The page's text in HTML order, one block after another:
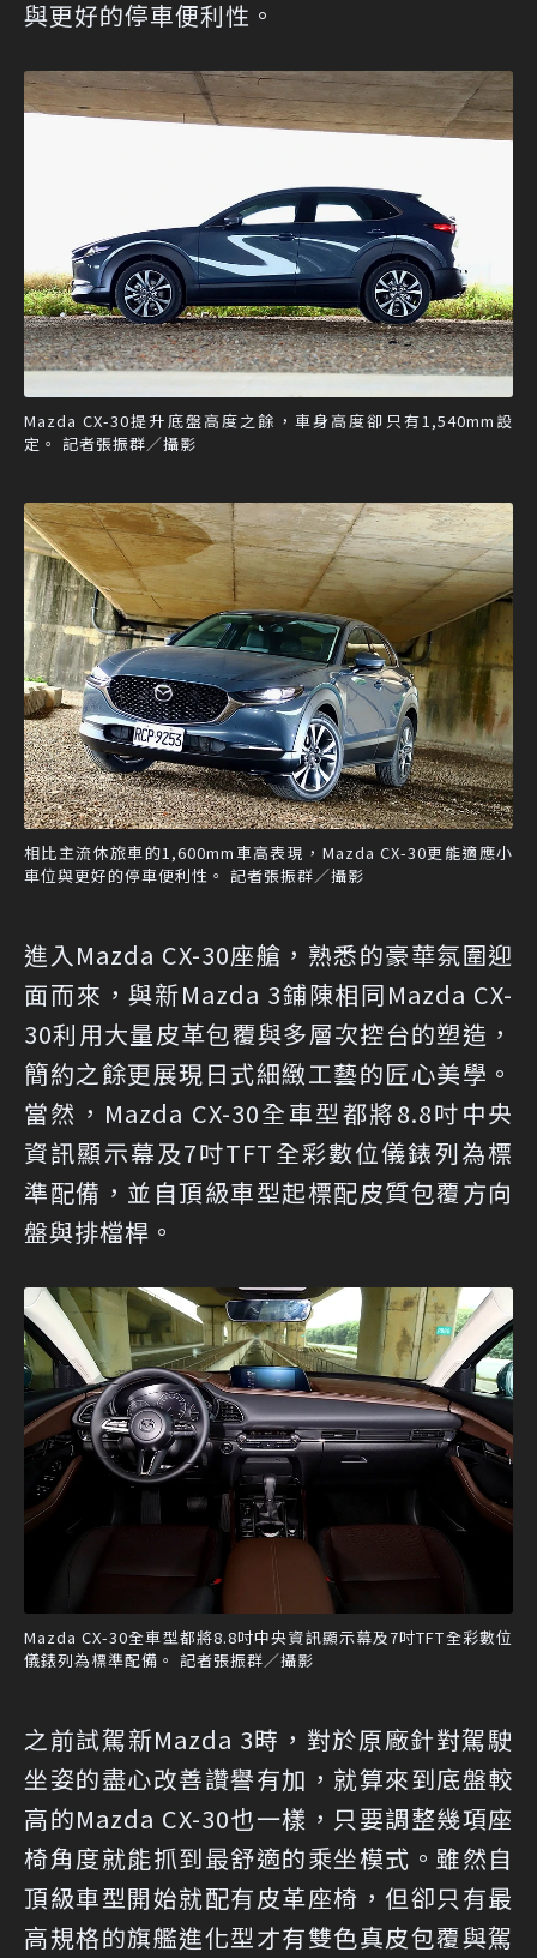
與更好的停車便利性。
Mazda CX-30提升底盤高度之餘，車身高度卻只有1,540mm設
定。 記者張振群／攝影
相比主流休旅車的1,600mm車高表現，Mazda CX-30更能適應小
車位與更好的停車便利性。 記者張振群／攝影
進入Mazda CX-30座艙，熟悉的豪華氛圍迎
面而來，與新Mazda 3鋪陳相同Mazda CX-
30利用大量皮革包覆與多層次控台的塑造，
簡約之餘更展現日式細緻工藝的匠心美學。
當然，Mazda CX-30全車型都將8.8吋中央
資訊顯示幕及7吋TFT全彩數位儀錶列為標
準配備，並自頂級車型起標配皮質包覆方向
盤與排檔桿。
Mazda CX-30全車型都將8.8吋中央資訊顯示幕及7吋TFT全彩數位
儀錶列為標準配備。 記者張振群／攝影
之前試駕新Mazda 3時，對於原廠針對駕駛
坐姿的盡心改善讚譽有加，就算來到底盤較
高的Mazda CX-30也一樣，只要調整幾項座
椅角度就能抓到最舒適的乘坐模式。雖然自
頂級車型開始就配有皮革座椅，但卻只有最
高規格的旗艦進化型才有雙色真皮包覆與駕